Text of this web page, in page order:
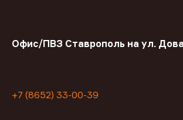
Офис/ПВЗ Ставрополь на ул.
+7 (8652) 33-00-39